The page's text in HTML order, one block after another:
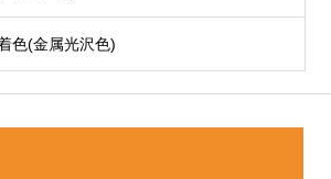
色(金属光沢色)